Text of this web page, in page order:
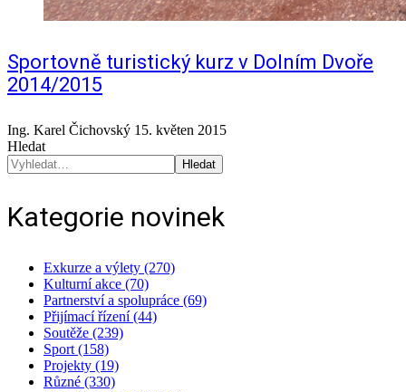
Sportovně turistický kurz v Dolním Dvoře
2014/2015
Ing. Karel Čichovský 15. květen 2015
Hledat
Hledat
Kategorie novinek
Exkurze a výlety (270)
Kulturní akce (70)
Partnerství a spolupráce (69)
Přijímací řízení (44)
Soutěže (239)
Sport (158)
Projekty (19)
Různé (330)